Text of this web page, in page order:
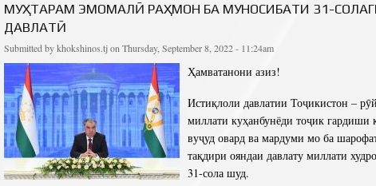
МУҲТАРАМ ЭМОМАЛӢ РАҲМОН БА МУНОСИБАТИ 31-
ДАВЛАТӢ
Submitted bykhokshinos.tjon Thursday, September 8, 2022 - 11:24am
Ҳамватанони азиз!
Истиқлоли давлатии Тоҷикистон –
миллати куҳанбунёди тоҷик гардиши
вуҷуд овард ва мардуми мо ба
тақдири ояндаи давлату миллати
31-сола шуд.